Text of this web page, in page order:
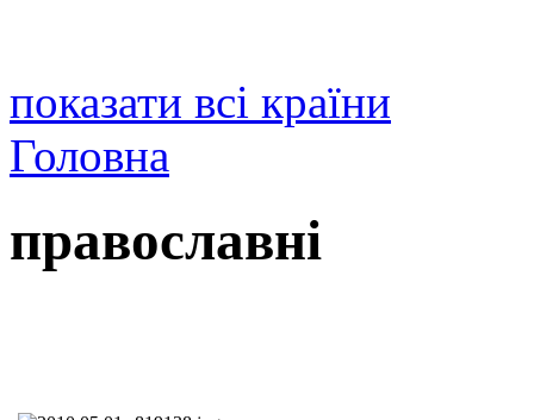
показати всі країни
Головна
православні